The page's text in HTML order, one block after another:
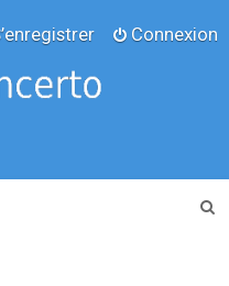
Connexion